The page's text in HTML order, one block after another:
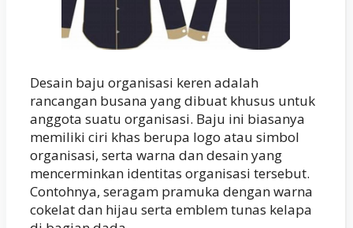
Desain baju organisasi keren adalah
rancangan busana yang dibuat khusus untuk
anggota suatu organisasi. Baju ini biasanya
memiliki ciri khas berupa logo atau simbol
organisasi, serta warna dan desain yang
mencerminkan identitas organisasi tersebut.
Contohnya, seragam pramuka dengan warna
cokelat dan hijau serta emblem tunas kelapa